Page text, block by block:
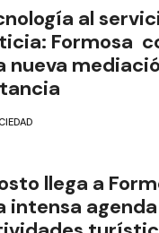
al
Formosa
nueva
llega a
intensa